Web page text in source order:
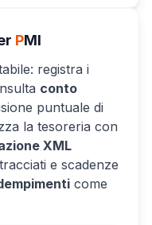
PMI
registra i
conto
puntuale di
la tesoreria con
XML
e scadenze
come